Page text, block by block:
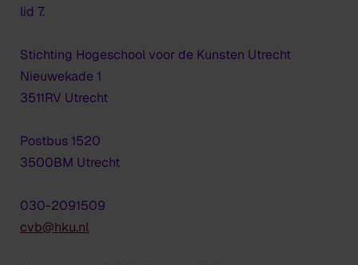
lid 7.
Stichting Hogeschool voor de Kunsten Utrecht
Nieuwekade 1
3511RV Utrecht
Postbus 1520
3500BM Utrecht
030-2091509
cvb@hku.nl